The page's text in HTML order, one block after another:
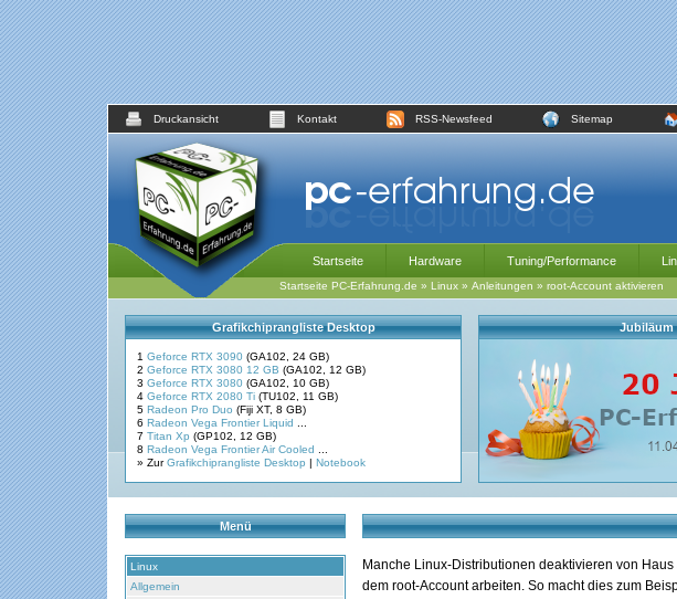
Druckansicht Kontakt RSS-Newsfeed Sitemap
Startseite Hardware Tuning/Performance
Startseite PC-Erfahrung.de » Linux » Anleitungen » root-Account aktivieren
Grafikchiprangliste Desktop
1 Geforce RTX 3090 (GA102, 24 GB)
2 Geforce RTX 3080 12 GB (GA102, 12 GB)
3 Geforce RTX 3080 (GA102, 10 GB)
4 Geforce RTX 2080 Ti (TU102, 11 GB)
5 Radeon Pro Duo (Fiji XT, 8 GB)
6 Radeon Vega Frontier Liquid
7 Titan Xp (GP102, 12 GB)
8 Radeon Vega Frontier Air Cooled
» ZurGrafikchiprangliste Desktop | Notebook
Jubiläum
Menü
Linux
Allgemein
Manche Linux-Distributionen deaktivieren von
dem root-Account arbeiten. So macht dies zum